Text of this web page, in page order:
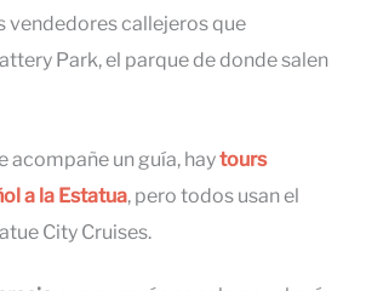
vendedores callejeros que
Park, el parque de donde salen
acompañe un guía, haytours
a la Estatua, pero todos usan el
City Cruises.